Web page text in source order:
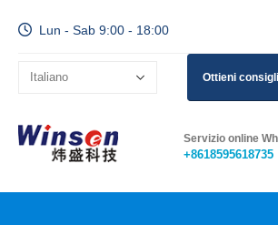
Lun - Sab 9:00 - 18:00
Ottieni
Servizio online
+8618595618735